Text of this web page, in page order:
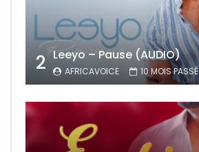
2 Leeyo – Pause (AUDIO)
AFRICAVOICE 10 MOIS PASSÉ